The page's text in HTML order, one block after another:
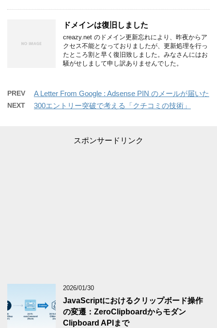
ドメインは復旧しました
creazy.net のドメイン更新忘れにより、昨夜からア
クセス不能となっておりましたが、更新処理を行っ
たところ割と早く復旧致しました。みなさんにはお
騒がせしまして申し訳ありませんでした。
PREV A Letter From Google : Adsense PIN のメールが届いた
NEXT 300エントリー突破で考える「クチコミの技術」
スポンサードリンク
2026/01/30
JavaScriptにおけるクリップボード操作
の変遷：ZeroClipboardからモダン
Clipboard APIまで